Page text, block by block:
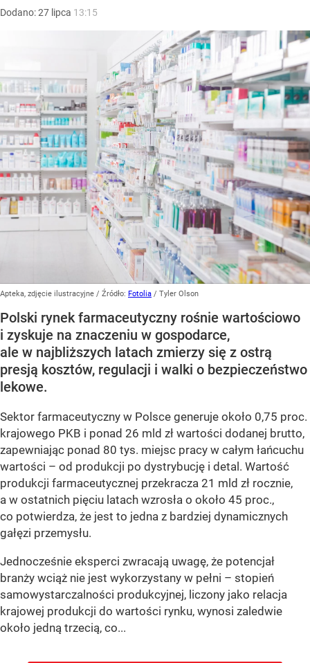
Dodano:27 lipca 13:15
Apteka, zdjęcie ilustracyjne / Źródło: Fotolia / Tyler Olson
Polski rynek farmaceutyczny rośnie wartościowo
i zyskuje na znaczeniu w gospodarce,
ale w najbliższych latach zmierzy się z ostrą
presją kosztów, regulacji i walki o bezpieczeństwo
lekowe.
Sektor farmaceutyczny w Polsce generuje około 0,75 proc.
krajowego PKB i ponad 26 mld zł wartości dodanej brutto,
zapewniając ponad 80 tys. miejsc pracy w całym łańcuchu
wartości – od produkcji po dystrybucję i detal. Wartość
produkcji farmaceutycznej przekracza 21 mld zł rocznie,
a w ostatnich pięciu latach wzrosła o około 45 proc.,
co potwierdza, że jest to jedna z bardziej dynamicznych
gałęzi przemysłu.
Jednocześnie eksperci zwracają uwagę, że potencjał
branży wciąż nie jest wykorzystany w pełni – stopień
samowystarczalności produkcyjnej, liczony jako relacja
krajowej produkcji do wartości rynku, wynosi zaledwie
około jedną trzecią, co...